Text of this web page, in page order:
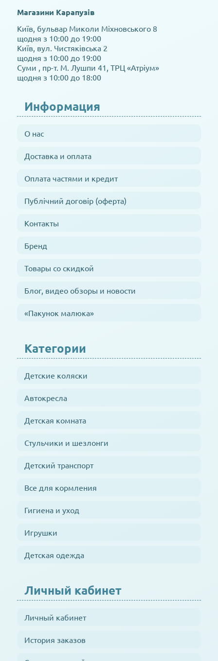
Магазини Карапузів
Київ, бульвар Миколи Міхновського 8
щодня з 10:00 до 19:00
Київ, вул. Чистяківська 2
щодня з 10:00 до 19:00
Суми , пр-т. М. Лушпи 41, ТРЦ «Атріум»
щодня з 10:00 до 18:00
Информация
О нас
Доставка и оплата
Оплата частями и кредит
Публічний договір (оферта)
Контакты
Бренд
Товары со скидкой
Блог, видео обзоры и новости
«Пакунок малюка»
Категории
Детские коляски
Автокресла
Детская комната
Стульчики и шезлонги
Детский транспорт
Все для кормления
Гигиена и уход
Игрушки
Детская одежда
Личный кабинет
Личный кабинет
История заказов